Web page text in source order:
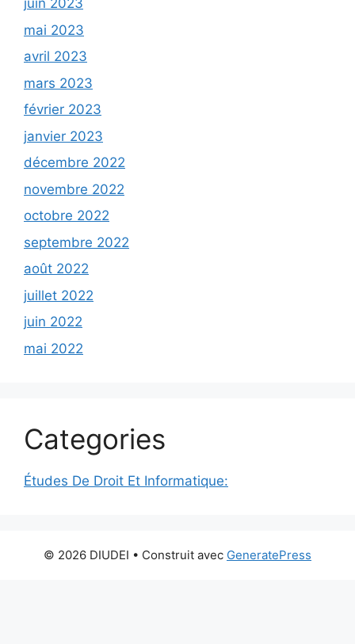
juin 2023
mai 2023
avril 2023
mars 2023
février 2023
janvier 2023
décembre 2022
novembre 2022
octobre 2022
septembre 2022
août 2022
juillet 2022
juin 2022
mai 2022
Categories
Études De Droit Et Informatique:
© 2026 DIUDEI • Construit avec GeneratePress